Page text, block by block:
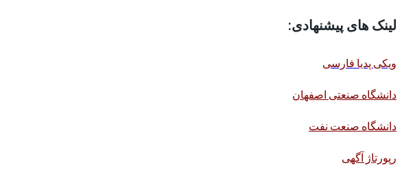
لینک های پیشنهادی:
ویکی پدیا فارسی
دانشگاه صنعتی اصفهان
دانشگاه صنعت نفت
رپورتاژ آگهی